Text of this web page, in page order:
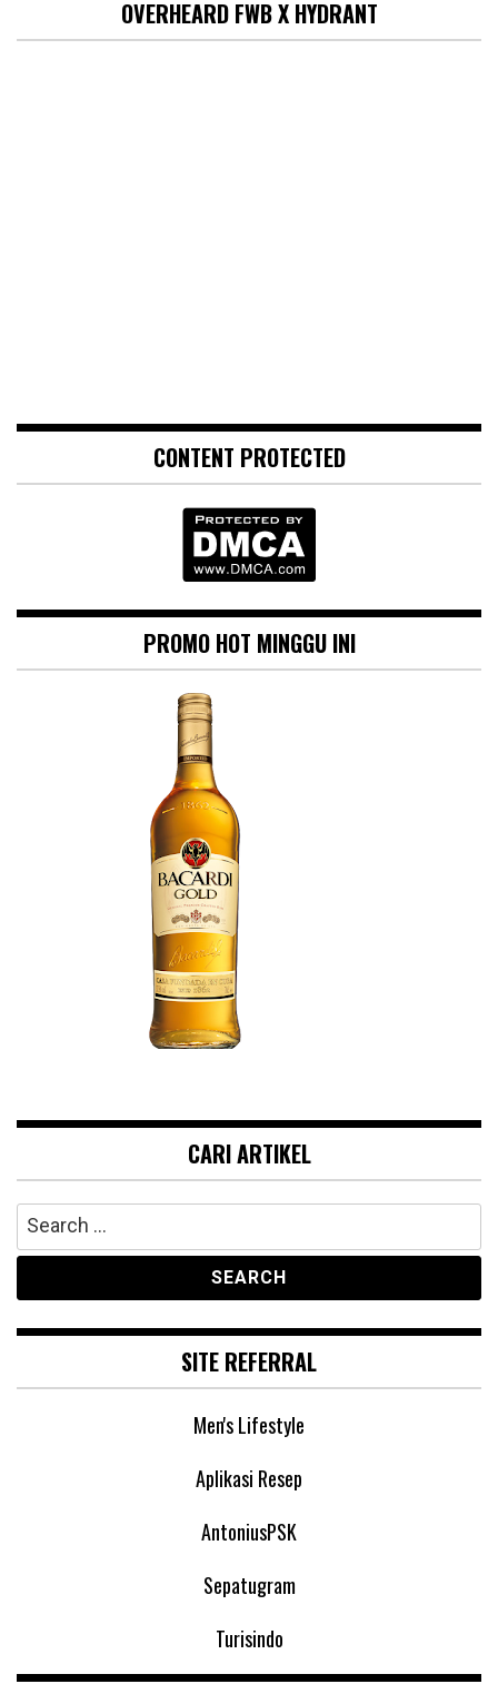
OVERHEARD FWB X HYDRANT
CONTENT PROTECTED
PROMO HOT MINGGU INI
CARI ARTIKEL
Search
for:
SITE REFERRAL
Men's Lifestyle
Aplikasi Resep
AntoniusPSK
Sepatugram
Turisindo